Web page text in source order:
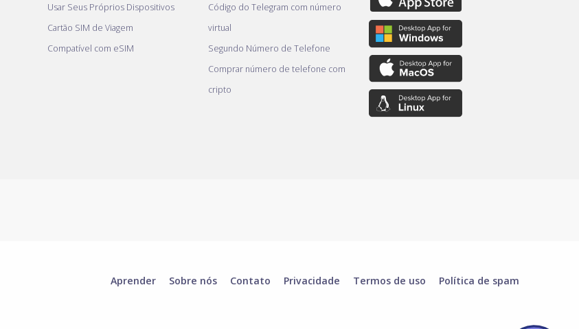
Usar Seus Próprios Dispositivos
Cartão SIM de Viagem
Compatível com eSIM
Código do Telegram com número
virtual
Segundo Número de Telefone
Comprar número de telefone com
cripto
Aprender Sobre nós Contato Privacidade Termos de uso Política de spam